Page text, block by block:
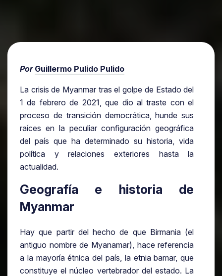
Por Guillermo Pulido Pulido
La crisis de Myanmar tras el golpe de Estado del
1 de febrero de 2021, que dio al traste con el
proceso de transición democrática, hunde sus
raíces en la peculiar configuración geográfica
del país que ha determinado su historia, vida
política y relaciones exteriores hasta la
actualidad.
Geografía e historia de
Myanmar
Hay que partir del hecho de que Birmania (el
antiguo nombre de Myanamar), hace referencia
a la mayoría étnica del país, la etnia bamar, que
constituye el núcleo vertebrador del estado. La